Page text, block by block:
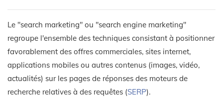
Le "search marketing" ou "search engine marketing"
regroupe l'ensemble des techniques consistant à positionner
favorablement des offres commerciales, sites internet,
applications mobiles ou autres contenus (images, vidéo,
actualités) sur les pages de réponses des moteurs de
recherche relatives à des requêtes (SERP).